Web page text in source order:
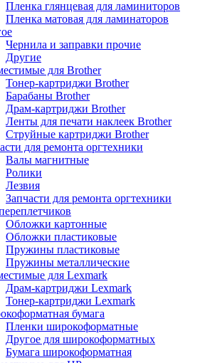
Пленка глянцевая для ламиниторов
Пленка матовая для ламинаторов
Чернила и заправки прочие
Другие
для Brother
Тонер-картриджи Brother
Барабаны Brother
Драм-картриджи Brother
Ленты для печати наклеек Brother
Струйные картриджи Brother
для ремонта оргтехники
Валы магнитные
Ролики
Лезвия
Запчасти для ремонта оргтехники
Обложки картонные
Обложки пластиковые
Пружины пластиковые
Пружины металлические
для Lexmark
Драм-картриджи Lexmark
Тонер-картриджи Lexmark
бумага
Пленки широкоформатные
Другое для широкоформатных
Бумага широкоформатная